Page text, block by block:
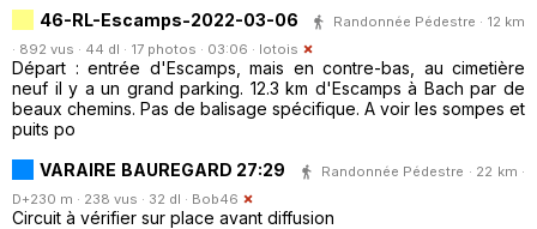
46-RL-Escamps-2022-03-06
Randonnée Pédestre · 12 km
· 892 vus · 44 dl · 17 photos · 03:06 · lotois
Départ : entrée d'Escamps, mais en contre-bas, au cimetière
neuf il y a un grand parking. 12.3 km d'Escamps à Bach par de
beaux chemins. Pas de balisage spécifique. A voir les sompes et
puits po
VARAIRE BAUREGARD 27:29
Randonnée Pédestre · 22 km ·
D+230 m · 238 vus · 32 dl · Bob46
Circuit à vérifier sur place avant diffusion